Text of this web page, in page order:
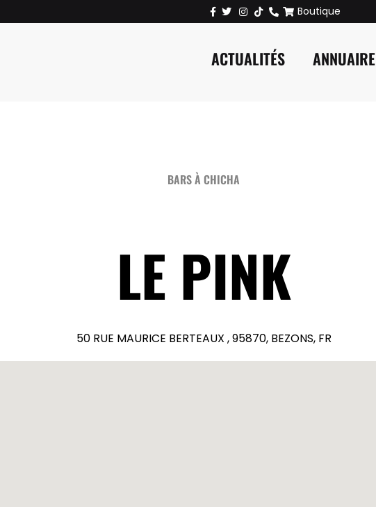
Boutique
ACTUALITÉS ANNUAIRE
BARS À CHICHA
LE PINK
50 RUE MAURICE BERTEAUX , 95870, BEZONS, FR